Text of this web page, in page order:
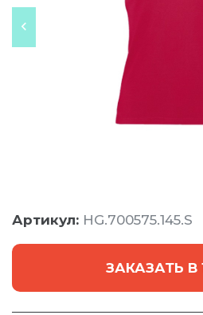
Артикул: HG.700575.145.S
ЗАКАЗАТЬ В